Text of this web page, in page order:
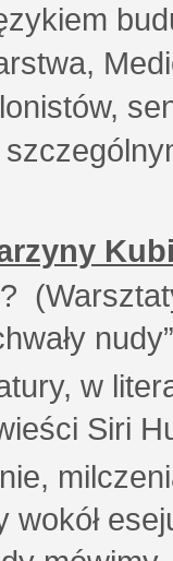
w
Siri
wokół